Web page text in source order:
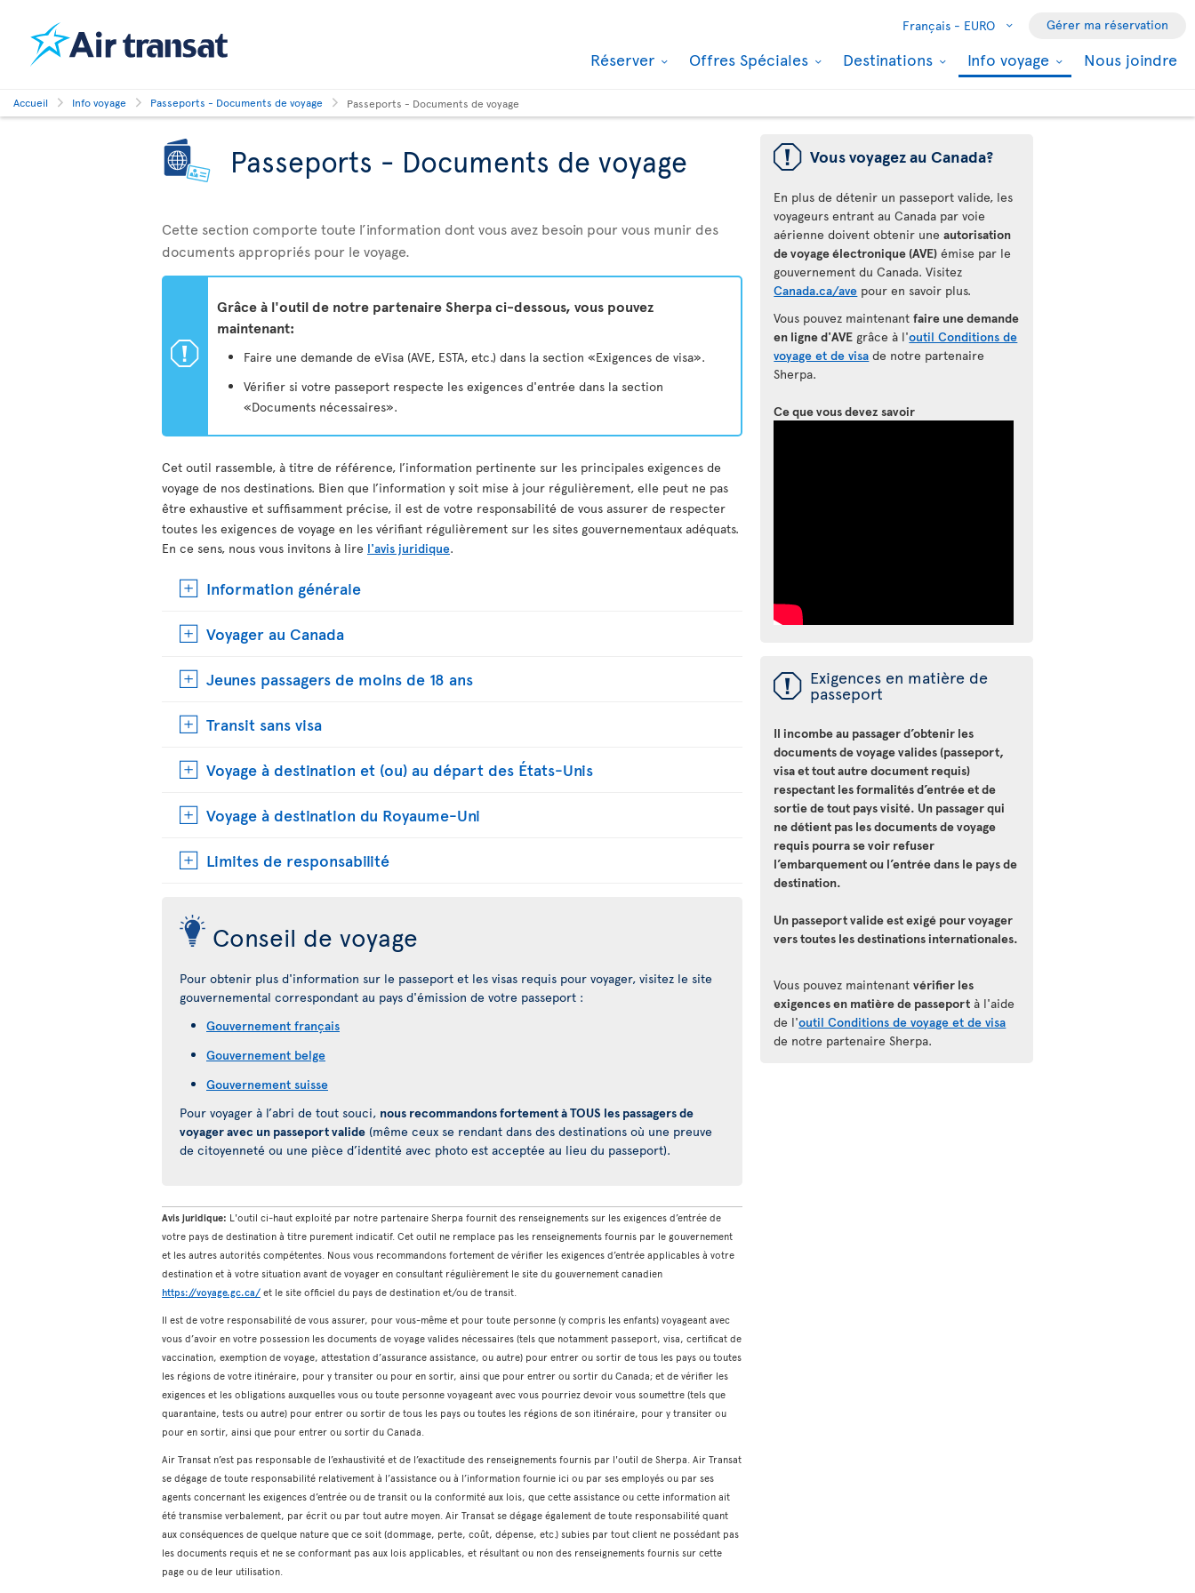
Français - EURO Gérer ma réservation
Réserver Offres Spéciales Destinations Info voyage Nous joindre
Accueil Info voyage Passeports - Documents de voyage Passeports - Documents de voyage
Passeports - Documents de voyage
Cette section comporte toute l’information dont vous avez besoin pour vous munir des
documents appropriés pour le voyage.
ü
Grâce à l'outil de notre partenaire Sherpa ci-dessous, vous pouvez
maintenant:
Faire une demande de eVisa (AVE, ESTA, etc.) dans la section «Exigences de visa».
Vérifier si votre passeport respecte les exigences d'entrée dans la section
«Documents nécessaires».
Cet outil rassemble, à titre de référence, l’information pertinente sur les principales exigences de
voyage de nos destinations. Bien que l’information y soit mise à jour régulièrement, elle peut ne pas
être exhaustive et suffisamment précise, il est de votre responsabilité de vous assurer de respecter
toutes les exigences de voyage en les vérifiant régulièrement sur les sites gouvernementaux adéquats.
En ce sens, nous vous invitons à lire l'avis juridique.
Information générale
Voyager au Canada
Jeunes passagers de moins de 18 ans
Transit sans visa
Voyage à destination et (ou) au départ des États-Unis
Voyage à destination du Royaume-Uni
Limites de responsabilité
Conseil de voyage
Pour obtenir plus d'information sur le passeport et les visas requis pour voyager, visitez le site
gouvernemental correspondant au pays d'émission de votre passeport :
Gouvernement français
Gouvernement belge
Gouvernement suisse
Pour voyager à l’abri de tout souci, nous recommandons fortement à TOUS les passagers de
voyager avec un passeport valide (même ceux se rendant dans des destinations où une preuve
de citoyenneté ou une pièce d’identité avec photo est acceptée au lieu du passeport).
Avis juridique: L'outil ci-haut exploité par notre partenaire Sherpa fournit des renseignements sur les exigences d’entrée de
votre pays de destination à titre purement indicatif. Cet outil ne remplace pas les renseignements fournis par le gouvernement
et les autres autorités compétentes. Nous vous recommandons fortement de vérifier les exigences d’entrée applicables à votre
destination et à votre situation avant de voyager en consultant régulièrement le site du gouvernement canadien
https://voyage.gc.ca/ et le site officiel du pays de destination et/ou de transit.
Il est de votre responsabilité de vous assurer, pour vous-même et pour toute personne (y compris les enfants) voyageant avec
vous d’avoir en votre possession les documents de voyage valides nécessaires (tels que notamment passeport, visa, certificat de
vaccination, exemption de voyage, attestation d’assurance assistance, ou autre) pour entrer ou sortir de tous les pays ou toutes
les régions de votre itinéraire, pour y transiter ou pour en sortir, ainsi que pour entrer ou sortir du Canada; et de vérifier les
exigences et les obligations auxquelles vous ou toute personne voyageant avec vous pourriez devoir vous soumettre (tels que
quarantaine, tests ou autre) pour entrer ou sortir de tous les pays ou toutes les régions de son itinéraire, pour y transiter ou
pour en sortir, ainsi que pour entrer ou sortir du Canada.
Air Transat n’est pas responsable de l’exhaustivité et de l’exactitude des renseignements fournis par l'outil de Sherpa. Air Transat
se dégage de toute responsabilité relativement à l’assistance ou à l’information fournie ici ou par ses employés ou par ses
agents concernant les exigences d’entrée ou de transit ou la conformité aux lois, que cette assistance ou cette information ait
été transmise verbalement, par écrit ou par tout autre moyen. Air Transat se dégage également de toute responsabilité quant
aux conséquences de quelque nature que ce soit (dommage, perte, coût, dépense, etc.) subies par tout client ne possédant pas
les documents requis et ne se conformant pas aux lois applicables, et résultant ou non des renseignements fournis sur cette
page ou de leur utilisation.
ü Vous voyagez au Canada?
En plus de détenir un passeport valide, les
voyageurs entrant au Canada par voie
aérienne doivent obtenir uneautorisation
de voyage électronique (AVE) émise par le
gouvernement du Canada. Visitez
Canada.ca/ave pour en savoir plus.
Vous pouvez maintenantfaire une demande
en ligne d'AVE grâce à l'outil Conditions de
voyage et de visa de notre partenaire
Sherpa.
Ce que vous devez savoir
ü Exigences en matière de
passeport
Il incombe au passager d’obtenir les
documents de voyage valides (passeport,
visa et tout autre document requis)
respectant les formalités d’entrée et de
sortie de tout pays visité. Un passager qui
ne détient pas les documents de voyage
requis pourra se voir refuser
l’embarquement ou l’entrée dans le pays de
destination.
Un passeport valide est exigé pour voyager
vers toutes les destinations internationales.
Vous pouvez maintenantvérifier les
exigences en matière de passeport à l'aide
de l'outil Conditions de voyage et de visa
de notre partenaire Sherpa.